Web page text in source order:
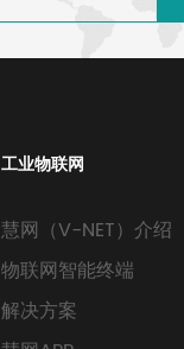
工业物联网
慧网（V-NET）介绍
物联网智能终端
解决方案